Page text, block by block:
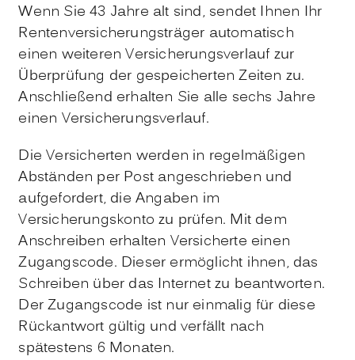
Wenn Sie 43 Jahre alt sind, sendet Ihnen Ihr
Rentenversicherungsträger automatisch
einen weiteren Versicherungsverlauf zur
Überprüfung der gespeicherten Zeiten zu.
Anschließend erhalten Sie alle sechs Jahre
einen Versicherungsverlauf.
Die Versicherten werden in regelmäßigen
Abständen per Post angeschrieben und
aufgefordert, die Angaben im
Versicherungskonto zu prüfen. Mit dem
Anschreiben erhalten Versicherte einen
Zugangscode. Dieser ermöglicht ihnen, das
Schreiben über das Internet zu beantworten.
Der Zugangscode ist nur einmalig für diese
Rückantwort gültig und verfällt nach
spätestens 6 Monaten.